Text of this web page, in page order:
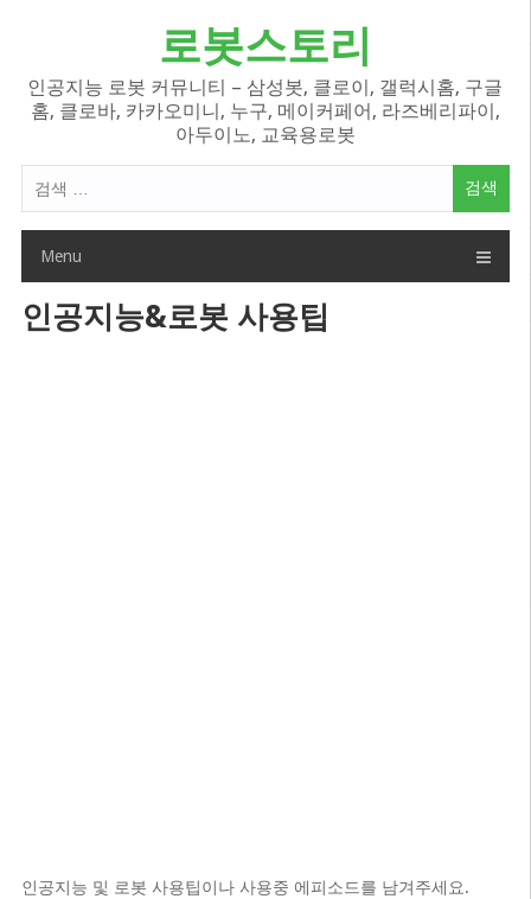
로봇스토리
인공지능 로봇 커뮤니티 – 삼성봇, 클로이, 갤럭시홈, 구글
홈, 클로바, 카카오미니, 누구, 메이커페어, 라즈베리파이,
아두이노, 교육용로봇
색
Menu
인공지능&로봇 사용팁
인공지능 및 로봇 사용팁이나 사용중 에피소드를 남겨주세요.